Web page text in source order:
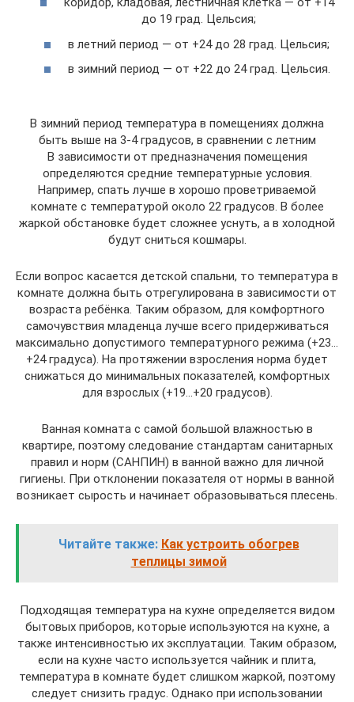
до 19 град. Цельсия;
в летний период — от +24 до 28 град. Цельсия;
в зимний период — от +22 до 24 град. Цельсия.
В зимний период температура в помещениях должна
быть выше на 3-4 градусов, в сравнении с летним
В зависимости от предназначения помещения
определяются средние температурные условия.
Например, спать лучше в хорошо проветриваемой
комнате с температурой около 22 градусов. В более
жаркой обстановке будет сложнее уснуть, а в холодной
будут сниться кошмары.
Если вопрос касается детской спальни, то температура в
комнате должна быть отрегулирована в зависимости от
возраста ребёнка. Таким образом, для комфортного
самочувствия младенца лучше всего придерживаться
максимально допустимого температурного режима (+23…
+24 градуса). На протяжении взросления норма будет
снижаться до минимальных показателей, комфортных
для взрослых (+19…+20 градусов).
Ванная комната с самой большой влажностью в
квартире, поэтому следование стандартам санитарных
правил и норм (САНПИН) в ванной важно для личной
гигиены. При отклонении показателя от нормы в ванной
возникает сырость и начинает образовываться плесень.
Читайте также: Как устроить обогрев
теплицы зимой
Подходящая температура на кухне определяется видом
бытовых приборов, которые используются на кухне, а
также интенсивностью их эксплуатации. Таким образом,
если на кухне часто используется чайник и плита,
температура в комнате будет слишком жаркой, поэтому
следует снизить градус. Однако при использовании